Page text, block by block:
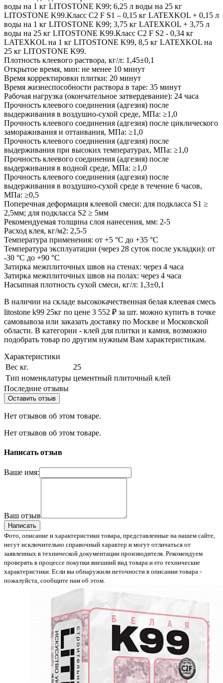
воды на 1 кг LITOSTONE K99; 6,25 л воды на 25 кг
LITOSTONE K99.Класс C2 F S1 – 0,15 кг LATEXKOL + 0,15 л
воды на 1 кг LITOSTONE K99; 3,75 кг LATEXKOL + 3,75 л
воды на 25 кг LITOSTONE K99.Класс C2 F S2 - 0,34 кг
LATEXKOL на 1 кг LITOSTONE K99, 8,5 кг LATEXKOL на
25 кг LITOSTONE K99.
Плотность клеевого раствора, кг/л: 1,45±0,1
Открытое время, мин: не менее 10 минут
Время корректировки плитки: 20 минут
Время жизнеспособности раствора в таре: 35 минут
Рабочая нагрузка (окончательное затвердевание): 24 часа
Прочность клеевого соединения (адгезия) после
выдерживания в воздушно-сухой среде, МПа: ≥1,0
Прочность клеевого соединения (адгезия) после циклического
замораживания и оттаивания, МПа: ≥1,0
Прочность клеевого соединения (адгезия) после
выдерживания при высоких температурах, МПа: ≥1,0
Прочность клеевого соединения (адгезия) после
выдерживания в водной среде, МПа: ≥1,0
Прочность клеевого соединения (адгезия) после
выдерживания в воздушно-сухой среде в течение 6 часов,
МПа: ≥0,5
Поперечная деформация клеевой смеси: для подкласса S1 ≥
2,5мм; для подкласса S2 ≥ 5мм
Рекомендуемая толщина слоя нанесения, мм: 2-5
Расход клея, кг/м2: 2,5-5
Температура применения: от +5 °С до +35 °С
Температура эксплуатации (через 28 суток после укладки): от
-30 °С до +90 °С
Затирка межплиточных швов на стенах: через 4 часа
Затирка межплиточных швов на полах: через 4 часа
Насыпная плотность сухой смеси, кг/л: 1,3±0,1
В наличии на складе высококачественная белая клеевая смесь
litostone k99 25кг по цене 3 552 ₽ за шт. можно купить в точке
самовывоза или заказать доставку по Москве и Московской
области. В категории - клей для плитки и камня, возможно
подобрать товар по другим нужным Вам характеристикам.
Характеристики
Вес кг.
25
Тип номенклатуры цементный плиточный клей
Последние отзывы
Оставить отзыв
Нет отзывов об этом товаре.
Нет отзывов об этом товаре.
Написать отзыв
Ваше имя:
Ваш отзыв
Написать
Фото, описание и характеристики товара, представленные на нашем сайте,
несут исключительно справочный характер и могут отличаться от
заявленных в технической документации производителя. Рекомендуем
проверять в процессе покупки внешний вид товара и его технические
характеристики. Если вы обнаружили неточности в описании товара -
пожалуйста, сообщите нам об этом.